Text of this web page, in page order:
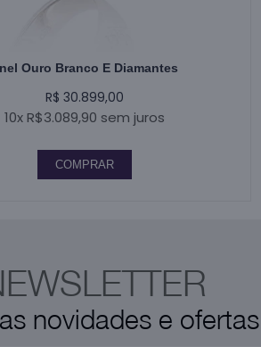
Ouro Branco E Diamantes
R$ 30.899,00
10x R$3.089,90 sem juros
COMPRAR
novidades e